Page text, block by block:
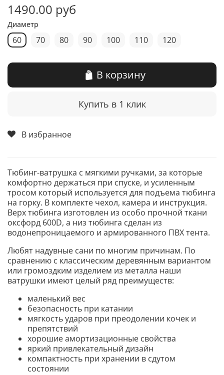
1490.00 руб
Диаметр
60 70 80 90 100 110 120
В корзину
Купить в 1 клик
В избранное
Тюбинг-ватрушка с мягкими ручками, за которые
комфортно держаться при спуске, и усиленным
тросом который используется для подъема тюбинга
на горку. В комплекте чехол, камера и инструкция.
Верх тюбинга изготовлен из особо прочной ткани
оксфорд 600D, а низ тюбинга сделан из
водонепроницаемого и армированного ПВХ тента.
Любят надувные сани по многим причинам. По
сравнению с классическим деревянным вариантом
или громоздким изделием из металла наши
ватрушки имеют целый ряд преимуществ:
маленький вес
безопасность при катании
мягкость ударов при преодолении кочек и
препятствий
хорошие амортизационные свойства
яркий привлекательный дизайн
компактность при хранении в сдутом
состоянии